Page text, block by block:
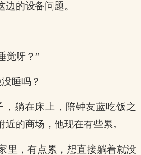
的设备问题。
觉呀？”
睡吗？
，躺在床上，陪钟友蓝吃饭之
近的商场，他现在有些累。
里，有点累，想直接躺着就没